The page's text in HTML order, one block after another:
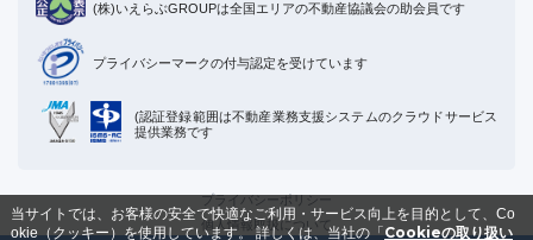
(株)いえらぶGROUPは全国エリアの不動産協議会の助会員です
プライバシーマークの付与認定を受けています
(認証登録範囲は不動産業務支援システムのクラウドサービス
提供業務です
プライバシーポリシー
個人情報取扱について
当サイトでは、お客様の安全で快適なご利用・サービス向上を目的として、Co
okie（クッキー）を使用しています。詳しくは、当社の「Cookieの取り扱い